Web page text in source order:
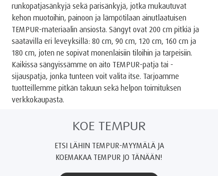
runkopatjasänkyjä sekä parisänkyjä, jotka mukautuvat
kehon muotoihin, painoon ja lämpötilaan ainutlaatuisen
TEMPUR-materiaalin ansiosta. Sängyt ovat 200 cm pitkiä ja
saatavilla eri leveyksillä: 80 cm, 90 cm, 120 cm, 160 cm ja
180 cm, joten ne sopivat monenlaisiin tiloihin ja tarpeisiin.
Kaikissa sängyissämme on aito TEMPUR-patja tai -
sijauspatja, jonka tunteen voit valita itse. Tarjoamme
tuotteillemme pitkän takuun sekä helpon toimituksen
verkkokaupasta.
KOE TEMPUR
ETSI LÄHIN TEMPUR-MYYMÄLÄ JA
KOEMAKAA TEMPUR JO TÄNÄÄN!